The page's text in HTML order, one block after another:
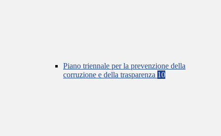
Piano triennale per la prevenzione della
corruzione e della trasparenza 10